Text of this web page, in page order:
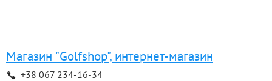
Магазин "Golfshop", интернет-магазин
+38 067 234-16-34